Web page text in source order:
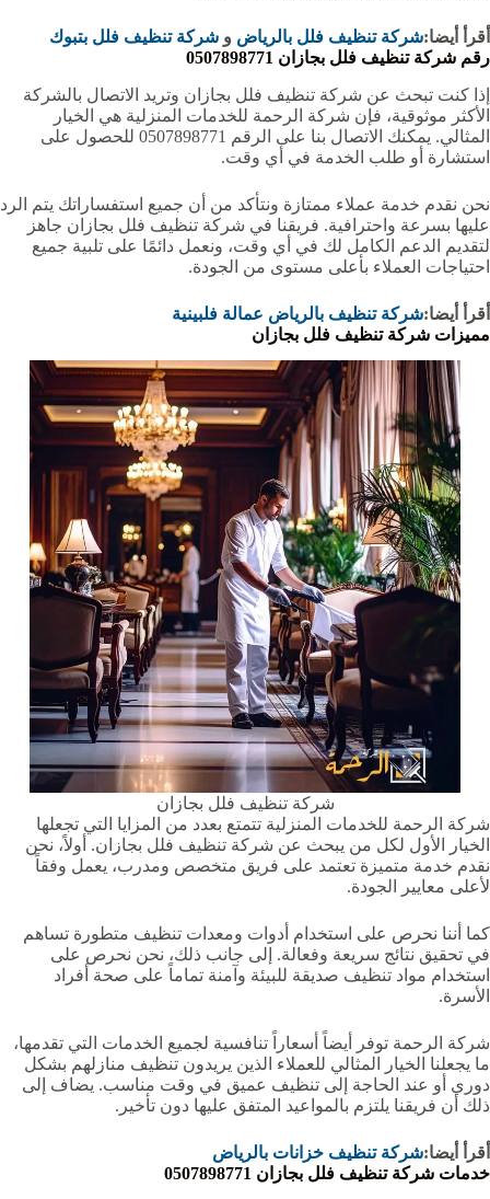
أقرأ أيضا:شركة تنظيف فلل بالرياض و شركة تنظيف فلل بتبوك
رقم شركة تنظيف فلل بجازان 0507898771
إذا كنت تبحث عن شركة تنظيف فلل بجازان وتريد الاتصال بالشركة
الأكثر موثوقية، فإن شركة الرحمة للخدمات المنزلية هي الخيار
المثالي. يمكنك الاتصال بنا على الرقم 0507898771 للحصول على
استشارة أو طلب الخدمة في أي وقت.
نحن نقدم خدمة عملاء ممتازة ونتأكد من أن جميع استفساراتك يتم الرد
عليها بسرعة واحترافية. فريقنا في شركة تنظيف فلل بجازان جاهز
لتقديم الدعم الكامل لك في أي وقت، ونعمل دائمًا على تلبية جميع
احتياجات العملاء بأعلى مستوى من الجودة.
أقرأ أيضا:شركة تنظيف بالرياض عمالة فلبينية
مميزات شركة تنظيف فلل بجازان
شركة تنظيف فلل بجازان
شركة الرحمة للخدمات المنزلية تتمتع بعدد من المزايا التي تجعلها
الخيار الأول لكل من يبحث عن شركة تنظيف فلل بجازان. أولاً، نحن
نقدم خدمة متميزة تعتمد على فريق متخصص ومدرب، يعمل وفقاً
لأعلى معايير الجودة.
كما أننا نحرص على استخدام أدوات ومعدات تنظيف متطورة تساهم
في تحقيق نتائج سريعة وفعالة. إلى جانب ذلك، نحن نحرص على
استخدام مواد تنظيف صديقة للبيئة وآمنة تماماً على صحة أفراد
الأسرة.
شركة الرحمة توفر أيضاً أسعاراً تنافسية لجميع الخدمات التي تقدمها،
ما يجعلنا الخيار المثالي للعملاء الذين يريدون تنظيف منازلهم بشكل
دوري أو عند الحاجة إلى تنظيف عميق في وقت مناسب. يضاف إلى
ذلك أن فريقنا يلتزم بالمواعيد المتفق عليها دون تأخير.
أقرأ أيضا:شركة تنظيف خزانات بالرياض
خدمات شركة تنظيف فلل بجازان 0507898771